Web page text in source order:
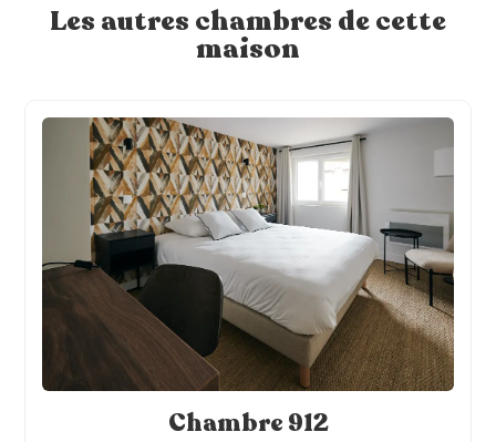
Cafetière individuelle
Literie hôtelière 120 x 200
Frigo individuel Alèse de lit
Les autres chambres de cette
maison
Chambre 912